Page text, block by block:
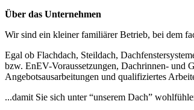
Über das Unternehmen
Wir sind ein kleiner familiärer Betrieb, bei dem
Egal ob Flachdach, Steildach,
bzw. EnEV-Voraussetzungen, Dachrinnen- und
Angebotsausarbeitungen und qualifiziertes
...damit Sie sich unter “unserem Dach”